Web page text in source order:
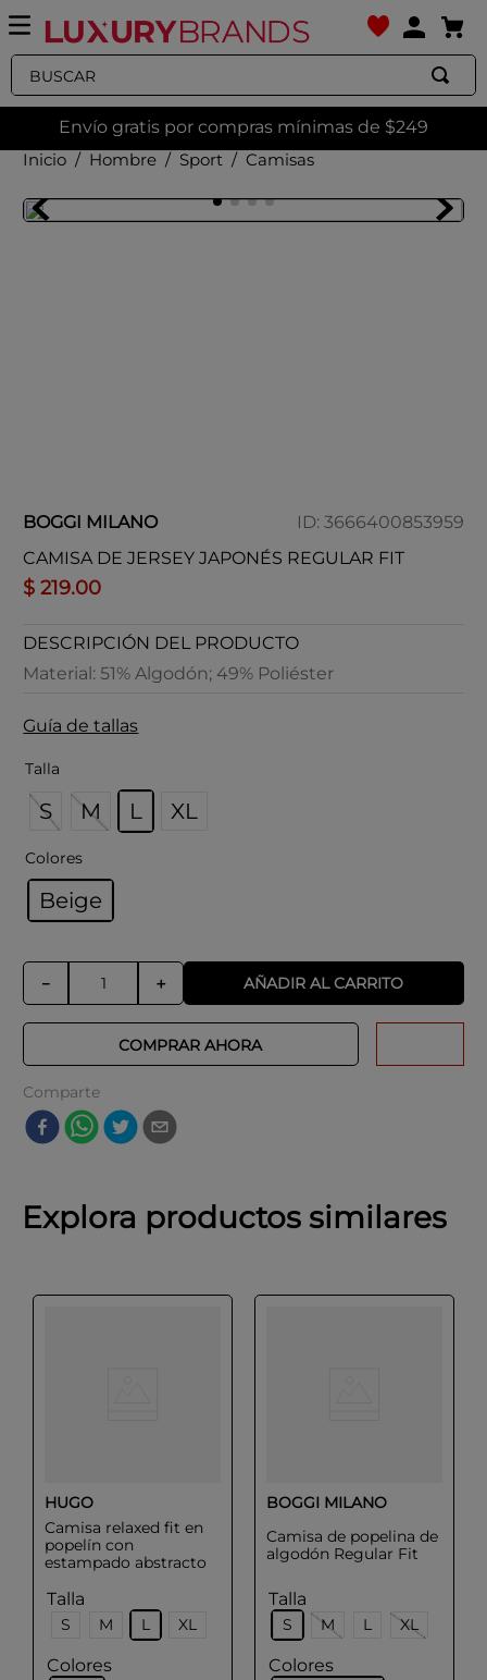
Buscar
Envío gratis por compras mínimas de $249
Hombre
Sport Camisas
BOGGI MILANO ID: 3666400853959
CAMISA DE JERSEY JAPONÉS REGULAR FIT
$ 219.00
DESCRIPCIÓN DEL PRODUCTO
Material: 51% Algodón; 49% Poliéster
Guía de tallas
Talla
S M L XL
Colores
Beige
＋
－ AÑADIR AL CARRITO
COMPRAR AHORA
Comparte
Explora productos similares
HUGO
Camisa relaxed fit en
popelín con
estampado abstracto
Talla
S M L XL
Colores
BOGGI MILANO
Camisa de popelina de
algodón Regular Fit
Talla
S M L XL
Colores